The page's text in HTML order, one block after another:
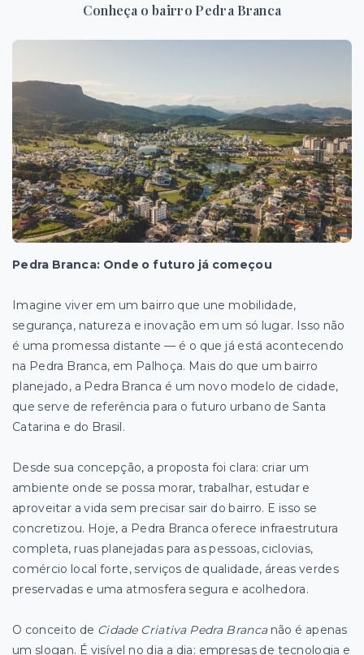
Conheça o bairro Pedra Branca
Pedra Branca: Onde o futuro já começou
Imagine viver em um bairro que une mobilidade,
segurança, natureza e inovação em um só lugar. Isso não
é uma promessa distante — é o que já está acontecendo
na Pedra Branca, em Palhoça. Mais do que um bairro
planejado, a Pedra Branca é um novo modelo de cidade,
que serve de referência para o futuro urbano de Santa
Catarina e do Brasil.
Desde sua concepção, a proposta foi clara: criar um
ambiente onde se possa morar, trabalhar, estudar e
aproveitar a vida sem precisar sair do bairro. E isso se
concretizou. Hoje, a Pedra Branca oferece infraestrutura
completa, ruas planejadas para as pessoas, ciclovias,
comércio local forte, serviços de qualidade, áreas verdes
preservadas e uma atmosfera segura e acolhedora.
O conceito de Cidade Criativa Pedra Brancanão é apenas
um slogan. É visível no dia a dia: empresas de tecnologia e